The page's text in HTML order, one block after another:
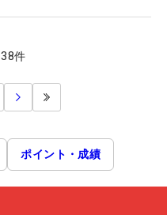
38件
ポイント・成績